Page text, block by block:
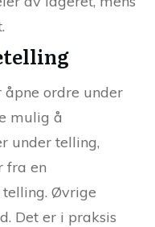
ordre under
mulig å
under telling,
fra en
Øvrige
Det er i praksis